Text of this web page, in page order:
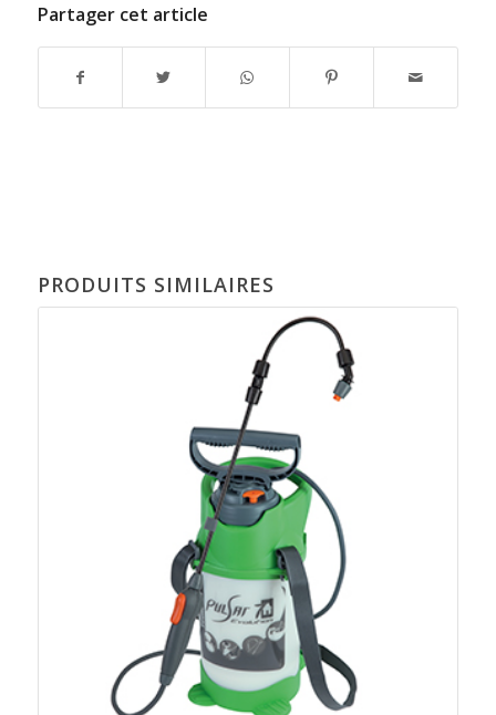
Partager cet article
PRODUITS SIMILAIRES